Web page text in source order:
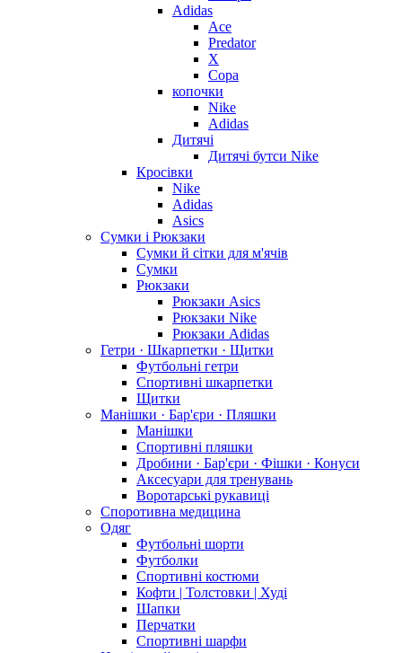
Adidas
Ace
Predator
X
Copa
копочки
Nike
Adidas
Дитячі
Дитячі бутси Nike
Кросівки
Nike
Adidas
Asics
Сумки і Рюкзаки
Сумки й сітки для м'ячів
Сумки
Рюкзаки
Рюкзаки Asics
Рюкзаки Nike
Рюкзаки Adidas
Гетри · Шкарпетки · Щитки
Футбольні гетри
Спортивні шкарпетки
Щитки
Манішки · Бар'єри · Пляшки
Манішки
Спортивні пляшки
Дробини · Бар'єри · Фішки · Конуси
Аксесуари для тренувань
Воротарські рукавиці
Споротивна медицина
Одяг
Футбольні шорти
Футболки
Спортивні костюми
Кофти | Толстовки | Худі
Шапки
Перчатки
Спортивні шарфи